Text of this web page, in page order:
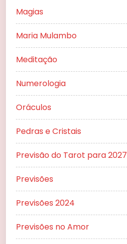
Magias
Maria Mulambo
Meditação
Numerologia
Oráculos
Pedras e Cristais
Previsão do Tarot para 2027
Previsões
Previsões 2024
Previsões no Amor